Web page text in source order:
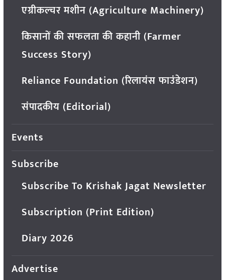
एग्रीकल्चर मशीन (Agriculture Machinery)
किसानों की सफलता की कहानी (Farmer
Success Story)
Reliance Foundation (रिलायंस फाउंडेशन)
संपादकीय (Editorial)
Events
Subscribe
Subscribe To Krishak Jagat Newsletter
Subscription (Print Edition)
Diary 2026
Advertise